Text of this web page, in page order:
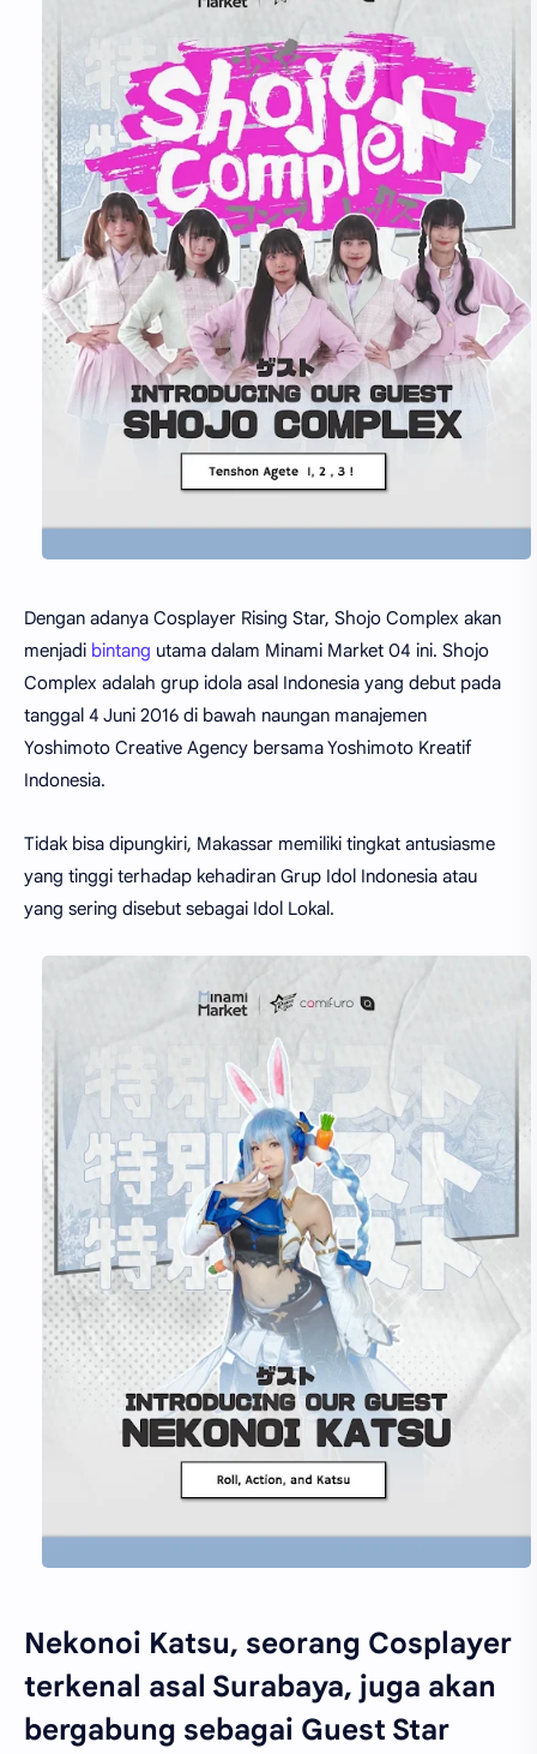
Dengan adanya Cosplayer Rising Star, Shojo Complex akan
menjadi bintang utama dalam Minami Market 04 ini. Shojo
Complex adalah grup idola asal Indonesia yang debut pada
tanggal 4 Juni 2016 di bawah naungan manajemen
Yoshimoto Creative Agency bersama Yoshimoto Kreatif
Indonesia.
Tidak bisa dipungkiri, Makassar memiliki tingkat antusiasme
yang tinggi terhadap kehadiran Grup Idol Indonesia atau
yang sering disebut sebagai Idol Lokal.
Nekonoi Katsu, seorang Cosplayer
terkenal asal Surabaya, juga akan
bergabung sebagai Guest Star